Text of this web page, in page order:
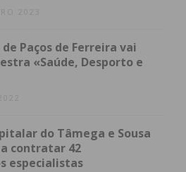
2023
Paços de Ferreira vai
«Saúde, Desporto e
do Tâmega e Sousa
contratar 42
especialistas